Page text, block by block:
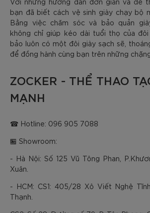
bạn đã biết cách vệ sinh giày chạy bộ
Bằng việc chăm sóc và bảo quản
không chỉ giúp kéo dài tuổi thọ của
bảo luôn có một đôi giày sạch sẽ,
để đồng hành cùng bạn trên những
ZOCKER - THỂ THAO
MẠNH
☎ Hotline: 096 905 7088
🏪 Showroom:
- Hà Nội: Số 125 Vũ Tông Phan,
Xuân.
- HCM: CS1: 405/28 Xô Viết Nghệ
Thạnh.